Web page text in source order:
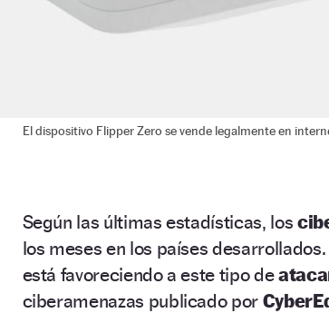
El dispositivo Flipper Zero se vende legalmente en
Según las últimas estadísticas, los
los meses en los países desarrollados.
está favoreciendo a este tipo de
ciberamenazas publicado por